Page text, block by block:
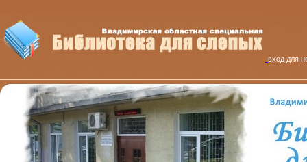
вход для